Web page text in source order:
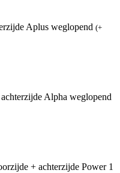
Aplus weglopend (+
Alpha weglopend
+ achterzijde Power 1